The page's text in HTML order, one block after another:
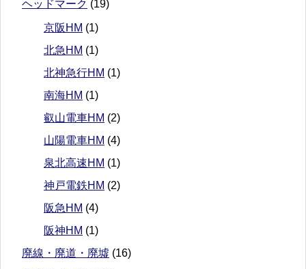
ヘッドマーク (19)
京阪HM (1)
北急HM (1)
北神急行HM (1)
南海HM (1)
叡山電車HM (2)
山陽電車HM (4)
泉北高速HM (1)
神戸電鉄HM (2)
阪急HM (4)
阪神HM (1)
廃線・廃道・廃墟 (16)